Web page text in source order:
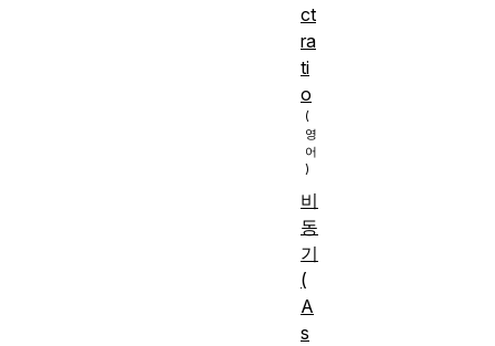
ct
ra
ti
o
비
동
기
(
A
s